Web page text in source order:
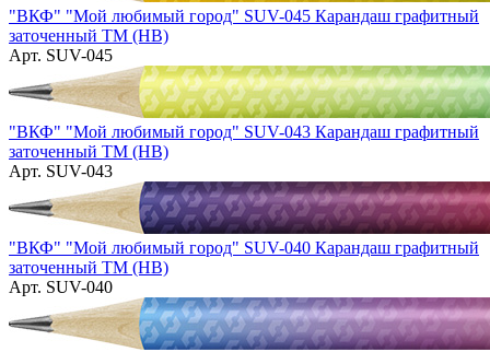
"ВКФ" "Мой любимый город" SUV-045 Карандаш графитный
заточенный ТМ (HB)
Арт. SUV-045
"ВКФ" "Мой любимый город" SUV-043 Карандаш графитный
заточенный ТМ (HB)
Арт. SUV-043
"ВКФ" "Мой любимый город" SUV-040 Карандаш графитный
заточенный ТМ (HB)
Арт. SUV-040